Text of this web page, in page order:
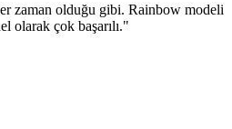
zaman olduğu gibi. Rainbow modeli
olarak çok başarılı."